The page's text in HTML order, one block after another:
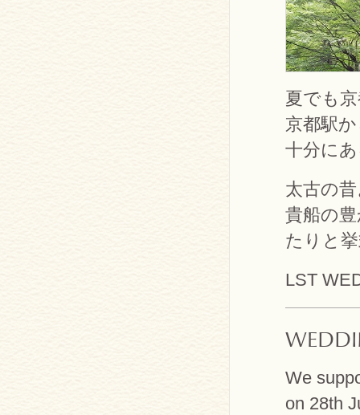
夏でも
京都駅
十分に
太古の
貴船の
たりと
LST
We
on 28th